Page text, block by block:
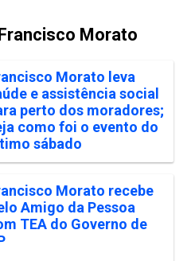
Morato
Morato leva
e assistência social
perto dos moradores;
como foi o evento do
sábado
Morato recebe
Amigo da Pessoa
TEA do Governo de